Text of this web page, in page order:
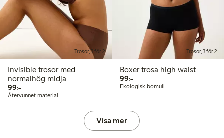
Trosor, 3 för 2
Invisible trosor med
normalhög midja
99:-99,00 kr
Återvunnet material
Trosor, 3 för 2
Boxer trosa high waist
99:-99,00 kr
Ekologisk bomull
Visa mer